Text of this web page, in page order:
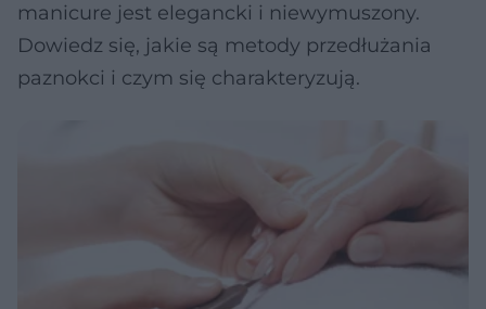
manicure jest elegancki i niewymuszony.
Dowiedz się, jakie są metody przedłużania
paznokci i czym się charakteryzują.